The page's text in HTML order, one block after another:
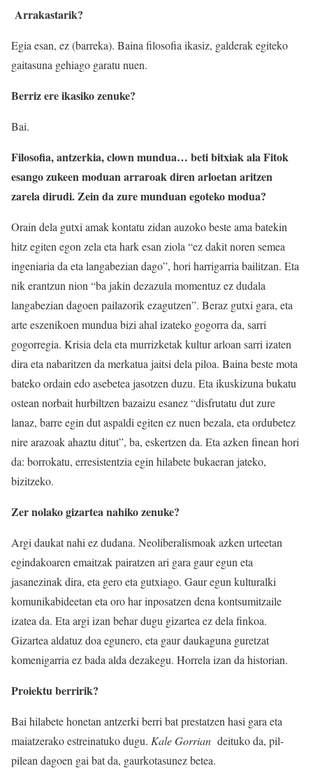
Arrakastarik?
Egia esan, ez (barreka). Baina filosofia ikasiz, galderak egiteko
gaitasuna gehiago garatu nuen.
Berriz ere ikasiko zenuke?
Bai.
Filosofia, antzerkia, clown mundua… beti bitxiak ala Fitok
esango zukeen moduan arraroak diren arloetan aritzen
zarela dirudi. Zein da zure munduan egoteko modua?
Orain dela gutxi amak kontatu zidan auzoko beste ama batekin
hitz egiten egon zela eta hark esan ziola “ez dakit noren semea
ingeniaria da eta langabezian dago”, hori harrigarria bailitzan. Eta
nik erantzun nion “ba jakin dezazula momentuz ez dudala
langabezian dagoen pailazorik ezagutzen”. Beraz gutxi gara, eta
arte eszenikoen mundua bizi ahal izateko gogorra da, sarri
gogorregia. Krisia dela eta murrizketak kultur arloan sarri izaten
dira eta nabaritzen da merkatua jaitsi dela piloa. Baina beste mota
bateko ordain edo asebetea jasotzen duzu. Eta ikuskizuna bukatu
ostean norbait hurbiltzen bazaizu esanez “disfrutatu dut zure
lanaz, barre egin dut aspaldi egiten ez nuen bezala, eta ordubetez
nire arazoak ahaztu ditut”, ba, eskertzen da. Eta azken finean hori
da: borrokatu, erresistentzia egin hilabete bukaeran jateko,
bizitzeko.
Zer nolako gizartea nahiko zenuke?
Argi daukat nahi ez dudana. Neoliberalismoak azken urteetan
egindakoaren emaitzak pairatzen ari gara gaur egun eta
jasanezinak dira, eta gero eta gutxiago. Gaur egun kulturalki
komunikabideetan eta oro har inposatzen dena kontsumitzaile
izatea da. Eta argi izan behar dugu gizartea ez dela finkoa.
Gizartea aldatuz doa egunero, eta gaur daukaguna guretzat
komenigarria ez bada alda dezakegu. Horrela izan da historian.
Proiektu berririk?
Bai hilabete honetan antzerki berri bat prestatzen hasi gara eta
maiatzerako estreinatuko dugu. Kale Gorrian deituko da, pil-
pilean dagoen gai bat da, gaurkotasunez betea.